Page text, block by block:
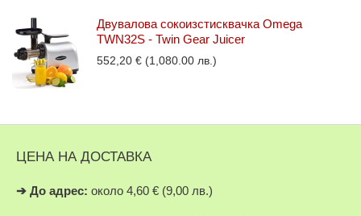
Двувалова сокоизстисквачка Omega
TWN32S - Twin Gear Juicer
552,20 € (1,080.00 лв.)
ЦЕНА НА ДОСТАВКА
➔ До адрес: около 4,60 € (9,00 лв.)